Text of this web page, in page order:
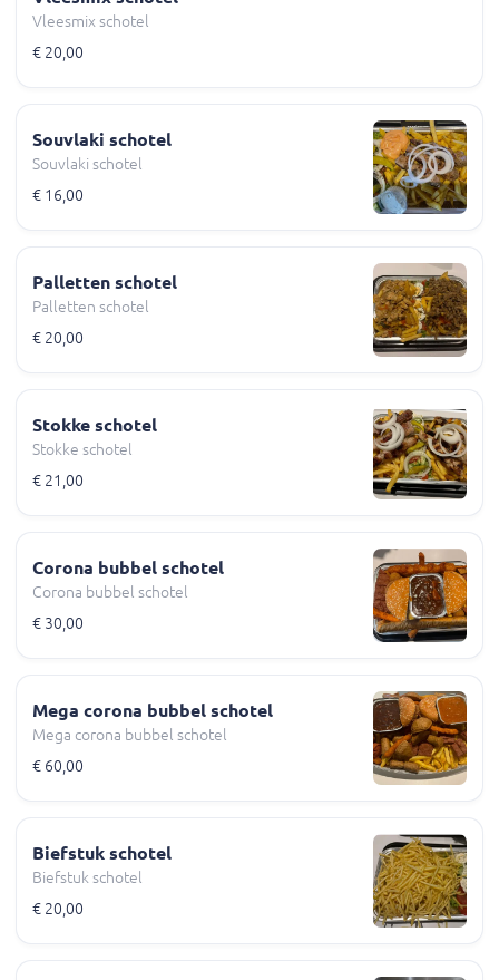
Vleesmix schotel
€ 20,00
Souvlaki schotel
Souvlaki schotel
€ 16,00
Palletten schotel
Palletten schotel
€ 20,00
Stokke schotel
Stokke schotel
€ 21,00
Corona bubbel schotel
Corona bubbel schotel
€ 30,00
Mega corona bubbel schotel
Mega corona bubbel schotel
€ 60,00
Biefstuk schotel
Biefstuk schotel
€ 20,00